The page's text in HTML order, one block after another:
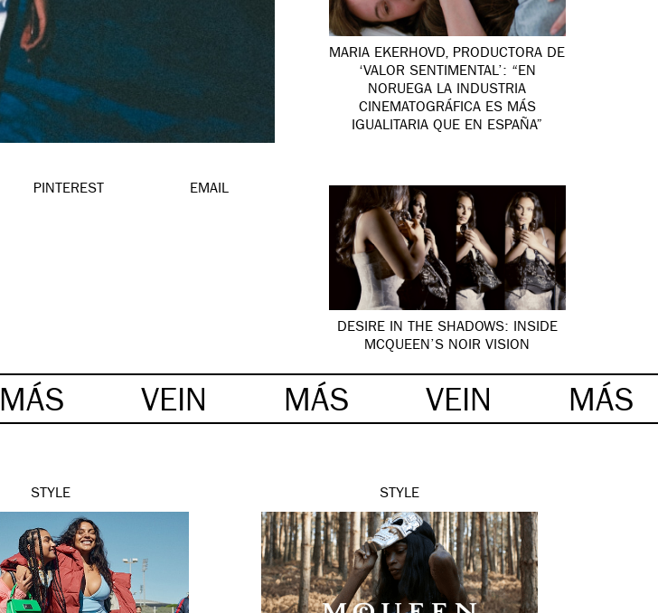
PINTEREST EMAIL
MARIA EKERHOVD, PRODUCTORA DE
‘VALOR SENTIMENTAL’: “EN
NORUEGA LA INDUSTRIA
CINEMATOGRÁFICA ES MÁS
IGUALITARIA QUE EN ESPAÑA”
DESIRE IN THE SHADOWS: INSIDE
MCQUEEN’S NOIR VISION
MÁS VEIN MÁS VEIN MÁS
STYLE STYLE